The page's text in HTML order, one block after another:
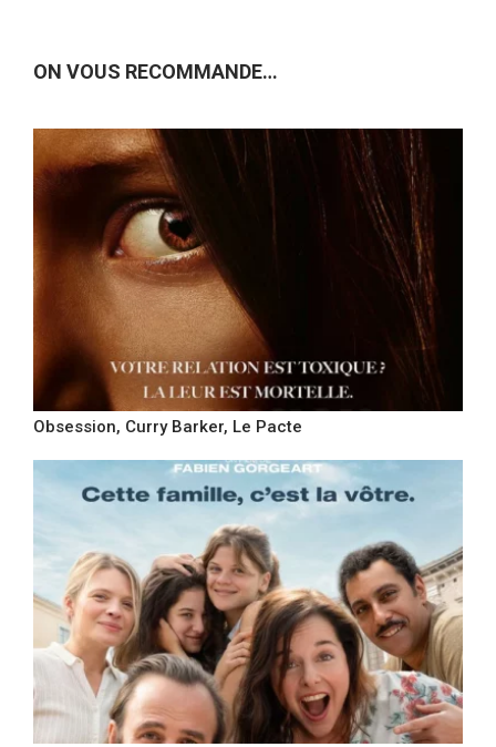
ON VOUS RECOMMANDE…
Obsession, Curry Barker, Le Pacte